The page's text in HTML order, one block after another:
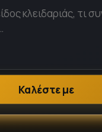
Καλέστε με